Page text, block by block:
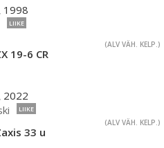
, 1998
LIIKE
(ALV VÄH. KELP.)
19-6 CR
, 2022
LIIKE
(ALV VÄH. KELP.)
33 u